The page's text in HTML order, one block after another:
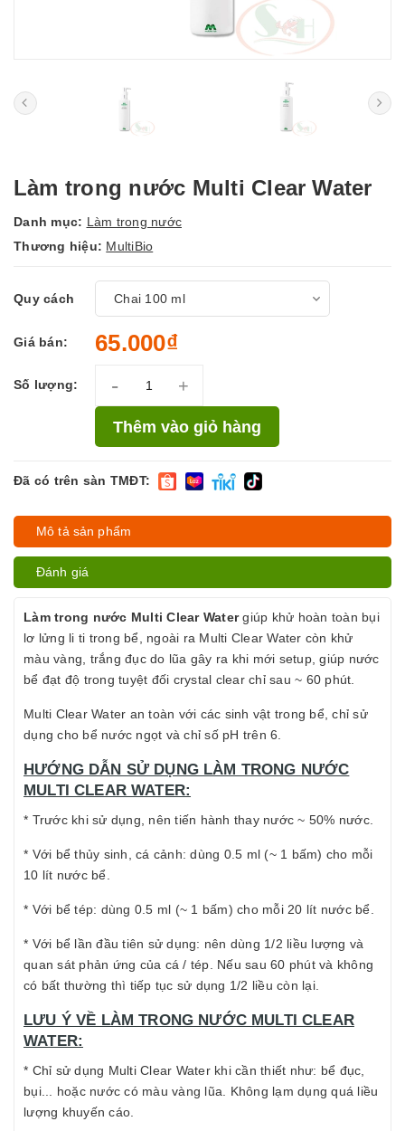
Làm trong nước Multi Clear Water
Danh mục: Làm trong nước
Thương hiệu: MultiBio
Quy cách
Giá bán: 65.000₫
Số lượng: - +
Thêm vào giỏ hàng
Đã có trên sàn TMĐT:
Mô tả sản phẩm
Đánh giá
Làm trong nước Multi Clear Watergiúp khử hoàn toàn bụi
lơ lửng li ti trong bể, ngoài ra Multi Clear Water còn khử
màu vàng, trắng đục do lũa gây ra khi mới setup, giúp nước
bể đạt độ trong tuyệt đối crystal clear chỉ sau ~ 60 phút.
Multi Clear Water an toàn với các sinh vật trong bể, chỉ sử
dụng cho bể nước ngọt và chỉ số pH trên 6.
HƯỚNG DẪN SỬ DỤNG LÀM TRONG NƯỚC
MULTI CLEAR WATER:
* Trước khi sử dụng, nên tiến hành thay nước ~ 50% nước.
* Với bể thủy sinh, cá cảnh: dùng 0.5 ml (~ 1 bấm) cho mỗi
10 lít nước bể.
* Với bể tép: dùng 0.5 ml (~ 1 bấm) cho mỗi 20 lít nước bể.
* Với bể lần đầu tiên sử dụng: nên dùng 1/2 liều lượng và
quan sát phản ứng của cá / tép. Nếu sau 60 phút và không
có bất thường thì tiếp tục sử dụng 1/2 liều còn lại.
LƯU Ý VỀ LÀM TRONG NƯỚC MULTI CLEAR
WATER:
* Chỉ sử dụng Multi Clear Water khi cần thiết như: bể đục,
bụi... hoặc nước có màu vàng lũa. Không lạm dụng quá liều
lượng khuyến cáo.